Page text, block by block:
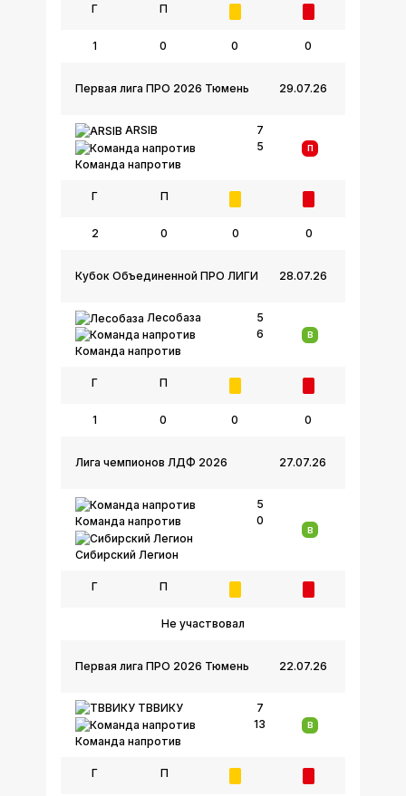
Г П
1 0 0 0
29.07.26
Первая лига ПРО 2026 Тюмень
ARSIB
Команда напротив
7
5
П
Г П
2 0 0 0
28.07.26
Кубок Объединенной ПРО ЛИГИ
Лесобаза
Команда напротив
5
6
В
Г П
1 0 0 0
27.07.26
Лига чемпионов ЛДФ 2026
Команда напротив
Сибирский Легион
5
0
В
Г П
Не участвовал
22.07.26
Первая лига ПРО 2026 Тюмень
ТВВИКУ
Команда напротив
7
13
В
Г П